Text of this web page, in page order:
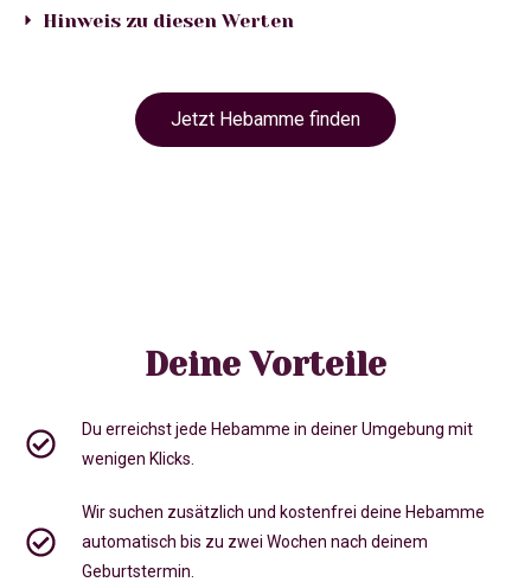
Hinweis zu diesen Werten
Jetzt Hebamme finden
Deine Vorteile
Du erreichst jede Hebamme in deiner Umgebung mit
wenigen Klicks.
Wir suchen zusätzlich und kostenfrei deine Hebamme
automatisch bis zu zwei Wochen nach deinem
Geburtstermin.